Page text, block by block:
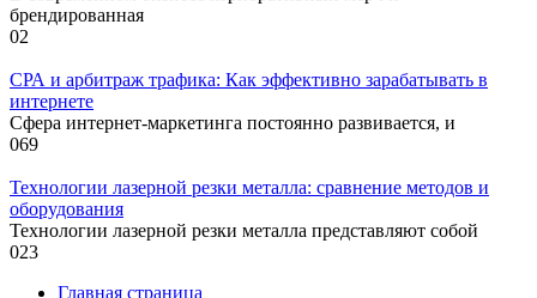
брендированная
02
СРА и арбитраж трафика: Как эффективно зарабатывать в
интернете
Сфера интернет-маркетинга постоянно развивается, и
069
Технологии лазерной резки металла: сравнение методов и
оборудования
Технологии лазерной резки металла представляют собой
023
Главная страница